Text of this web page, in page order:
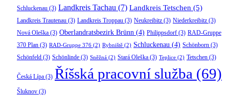
Schluckenau (3) Landkreis Tachau (7) Landkreis Tetschen (5)
Landkreis Trautenau (3) Landkreis Troppau (3) Neukreibitz (3) Niederkreibitz (3)
Nová Oleška (3) Oberlandratsbezirk Brünn (4) Philippsdorf (3) RAD-Gruppe
370 Plan (3) RAD-Gruppe 376 (2) Rybniště (2) Schluckenau (4) Schönborn (3)
Schönfeld (3) Schönlinde (3) Sněžná (2) Stará Oleška (3) Teplice (2) Tetschen (3)
Česká Lípa (3) Říšská pracovní služba (69)
Šluknov (3)